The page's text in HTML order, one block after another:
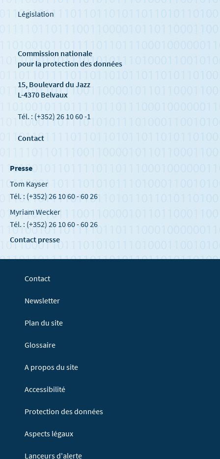
Législation
Commission nationale
pour la protection des données
15, Boulevard du Jazz
L-4370 Belvaux
Tél. : (+352) 26 10 60 -1
Contact
Presse
Tom Kayser
Tél. : (+352) 26 10 60 - 60 26
Myriam Wecker
Tél. : (+352) 26 10 60 - 60 26
Contact presse
Contact
Newsletter
Plan du site
Glossaire
A propos du site
Accessibilité
Protection des données
Aspects légaux
Lanceurs d'alerte